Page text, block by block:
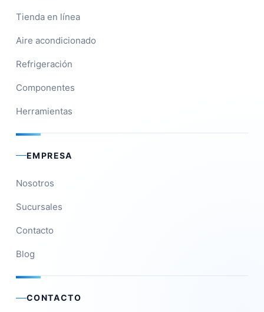
Tienda en línea
Aire acondicionado
Refrigeración
Componentes
Herramientas
EMPRESA
Nosotros
Sucursales
Contacto
Blog
CONTACTO